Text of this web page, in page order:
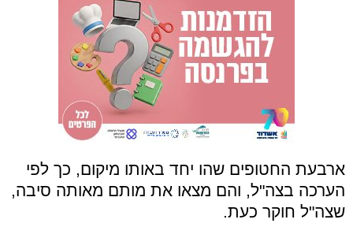
ארבעת החטופים שהו יחד באותו מיקום, כך לפי
הערכה בצה"ל, והם מצאו את מותם מאותה סיבה,
שצה"ל חוקר כעת.